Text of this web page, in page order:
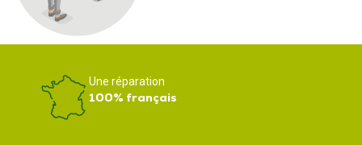
Une réparation
100% français